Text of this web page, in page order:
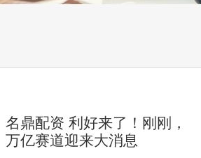
名鼎配资 利好来了！刚刚，
万亿赛道迎来大消息